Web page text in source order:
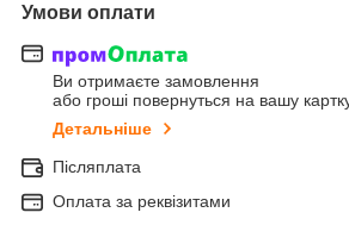
Умови оплати
Ви отримаєте замовлення
або гроші повернуться на вашу
Детальніше
Післяплата
Оплата за реквізитами